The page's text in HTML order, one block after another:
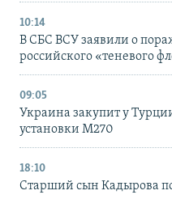
10:14
В СБС ВСУ заявили о
российского «теневого
09:05
Украина закупит у
установки M270
18:10
Старший сын Кадырова